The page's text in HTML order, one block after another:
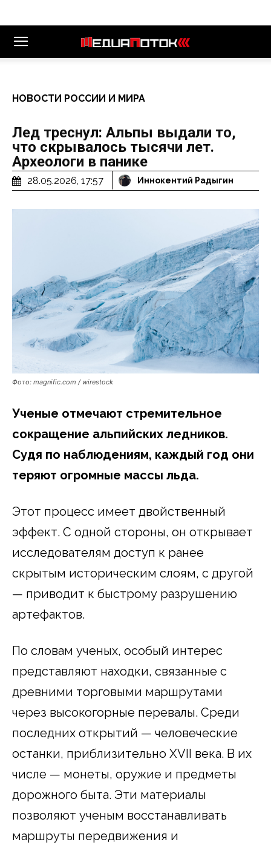
НОВОСТИ РОССИИ И МИРА
Лед треснул: Альпы выдали то,
что скрывалось тысячи лет.
Археологи в панике
28.05.2026, 17:57 Иннокентий Радыгин
Фото: magnific.com / wirestock
Ученые отмечают стремительное
сокращение альпийских ледников.
Судя по наблюдениям, каждый год они
теряют огромные массы льда.
Этот процесс имеет двойственный
эффект. С одной стороны, он открывает
исследователям доступ к ранее
скрытым историческим слоям, с другой
— приводит к быстрому разрушению
артефактов.
По словам ученых, особый интерес
представляют находки, связанные с
древними торговыми маршрутами
через высокогорные перевалы. Среди
последних открытий — человеческие
останки, приблизительно XVII века. В их
числе — монеты, оружие и предметы
дорожного быта. Эти материалы
позволяют ученым восстанавливать
маршруты передвижения и